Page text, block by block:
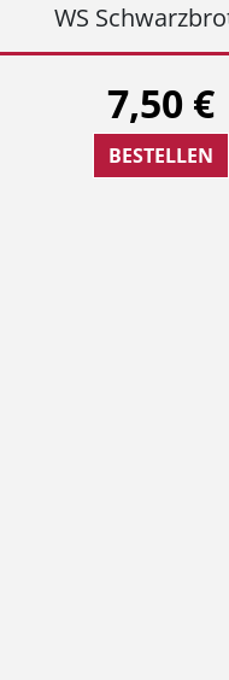
WS
7,50 €
BESTELLEN